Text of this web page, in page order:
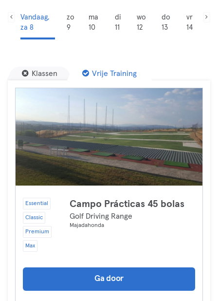
Vandaag,
za 8
zo
9
ma
10
di
11
wo
12
do
13
vr
14
Klassen Vrije Training
Essential
Classic
Premium
Max
Campo Prácticas 45 bolas
Golf Driving Range
Majadahonda
Ga door